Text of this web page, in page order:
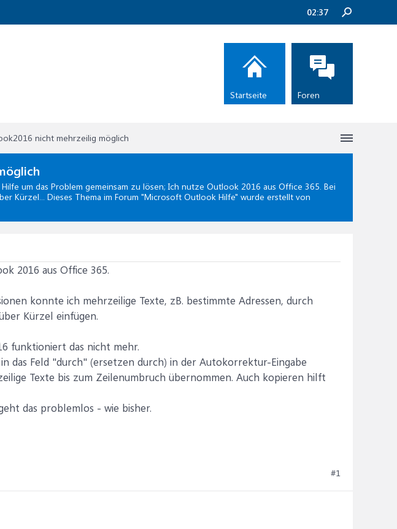
nicht mehrzeilig möglich
um das Problem gemeinsam zu lösen; Ich nutze Outlook 2016 aus Office 365. Bei
Kürzel... Dieses Thema im Forum "Microsoft Outlook Hilfe" wurde erstellt von
2016 aus Office 365.
konnte ich mehrzeilige Texte, zB. bestimmte Adressen, durch
Kürzel einfügen.
funktioniert das nicht mehr.
in das Feld "durch" (ersetzen durch) in der Autokorrektur-Eingabe
Texte bis zum Zeilenumbruch übernommen. Auch kopieren hilft
das problemlos - wie bisher.
#1
02:37
Startseite Foren